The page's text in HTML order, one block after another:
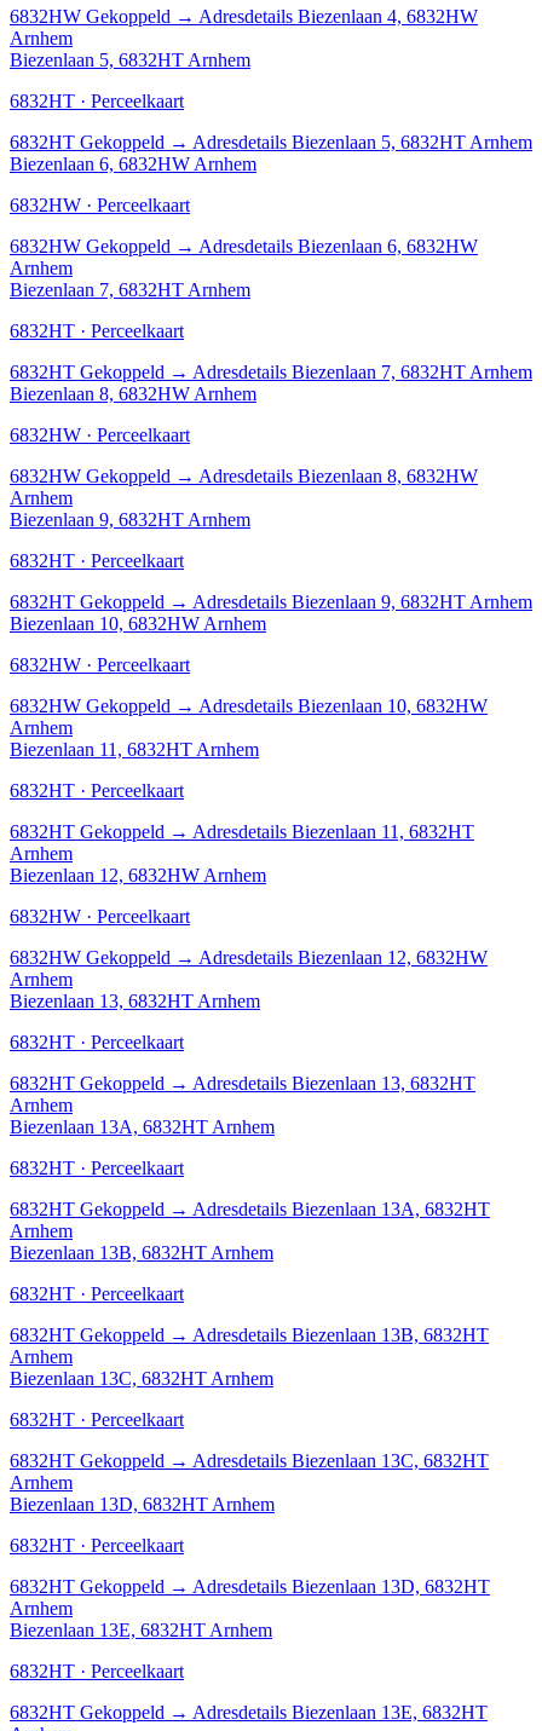
6832HW Gekoppeld → Adresdetails Biezenlaan 4, 6832HW
Arnhem
Biezenlaan 5, 6832HT Arnhem
6832HT · Perceelkaart
6832HT Gekoppeld → Adresdetails Biezenlaan 5, 6832HT Arnhem
Biezenlaan 6, 6832HW Arnhem
6832HW · Perceelkaart
6832HW Gekoppeld → Adresdetails Biezenlaan 6, 6832HW
Arnhem
Biezenlaan 7, 6832HT Arnhem
6832HT · Perceelkaart
6832HT Gekoppeld → Adresdetails Biezenlaan 7, 6832HT Arnhem
Biezenlaan 8, 6832HW Arnhem
6832HW · Perceelkaart
6832HW Gekoppeld → Adresdetails Biezenlaan 8, 6832HW
Arnhem
Biezenlaan 9, 6832HT Arnhem
6832HT · Perceelkaart
6832HT Gekoppeld → Adresdetails Biezenlaan 9, 6832HT Arnhem
Biezenlaan 10, 6832HW Arnhem
6832HW · Perceelkaart
6832HW Gekoppeld → Adresdetails Biezenlaan 10, 6832HW
Arnhem
Biezenlaan 11, 6832HT Arnhem
6832HT · Perceelkaart
6832HT Gekoppeld → Adresdetails Biezenlaan 11, 6832HT
Arnhem
Biezenlaan 12, 6832HW Arnhem
6832HW · Perceelkaart
6832HW Gekoppeld → Adresdetails Biezenlaan 12, 6832HW
Arnhem
Biezenlaan 13, 6832HT Arnhem
6832HT · Perceelkaart
6832HT Gekoppeld → Adresdetails Biezenlaan 13, 6832HT
Arnhem
Biezenlaan 13A, 6832HT Arnhem
6832HT · Perceelkaart
6832HT Gekoppeld → Adresdetails Biezenlaan 13A, 6832HT
Arnhem
Biezenlaan 13B, 6832HT Arnhem
6832HT · Perceelkaart
6832HT Gekoppeld → Adresdetails Biezenlaan 13B, 6832HT
Arnhem
Biezenlaan 13C, 6832HT Arnhem
6832HT · Perceelkaart
6832HT Gekoppeld → Adresdetails Biezenlaan 13C, 6832HT
Arnhem
Biezenlaan 13D, 6832HT Arnhem
6832HT · Perceelkaart
6832HT Gekoppeld → Adresdetails Biezenlaan 13D, 6832HT
Arnhem
Biezenlaan 13E, 6832HT Arnhem
6832HT · Perceelkaart
6832HT Gekoppeld → Adresdetails Biezenlaan 13E, 6832HT